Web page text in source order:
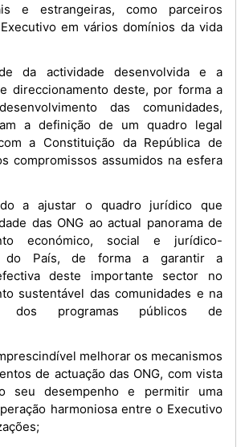
e estrangeiras, como parceiros
em vários domínios da vida
da actividade desenvolvida e a
direccionamento deste, por forma a
das comunidades,
a definição de um quadro legal
a Constituição da República de
compromissos assumidos na esfera
a ajustar o quadro jurídico que
das ONG ao actual panorama de
económico, social e jurídico-
do País, de forma a garantir a
deste importante sector no
sustentável das comunidades e na
dos programas públicos de
melhorar os mecanismos
de actuação das ONG, com vista
seu desempenho e permitir uma
harmoniosa entre o Executivo